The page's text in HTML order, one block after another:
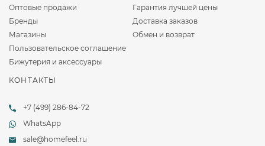
Оптовые продажи
Бренды
Магазины
Пользовательское соглашение
Бижутерия и аксессуары
Гарантия лучшей цены
Доставка заказов
Обмен и возврат
КОНТАКТЫ
+7 (499) 286-84-72
WhatsApp
sale@homefeel.ru